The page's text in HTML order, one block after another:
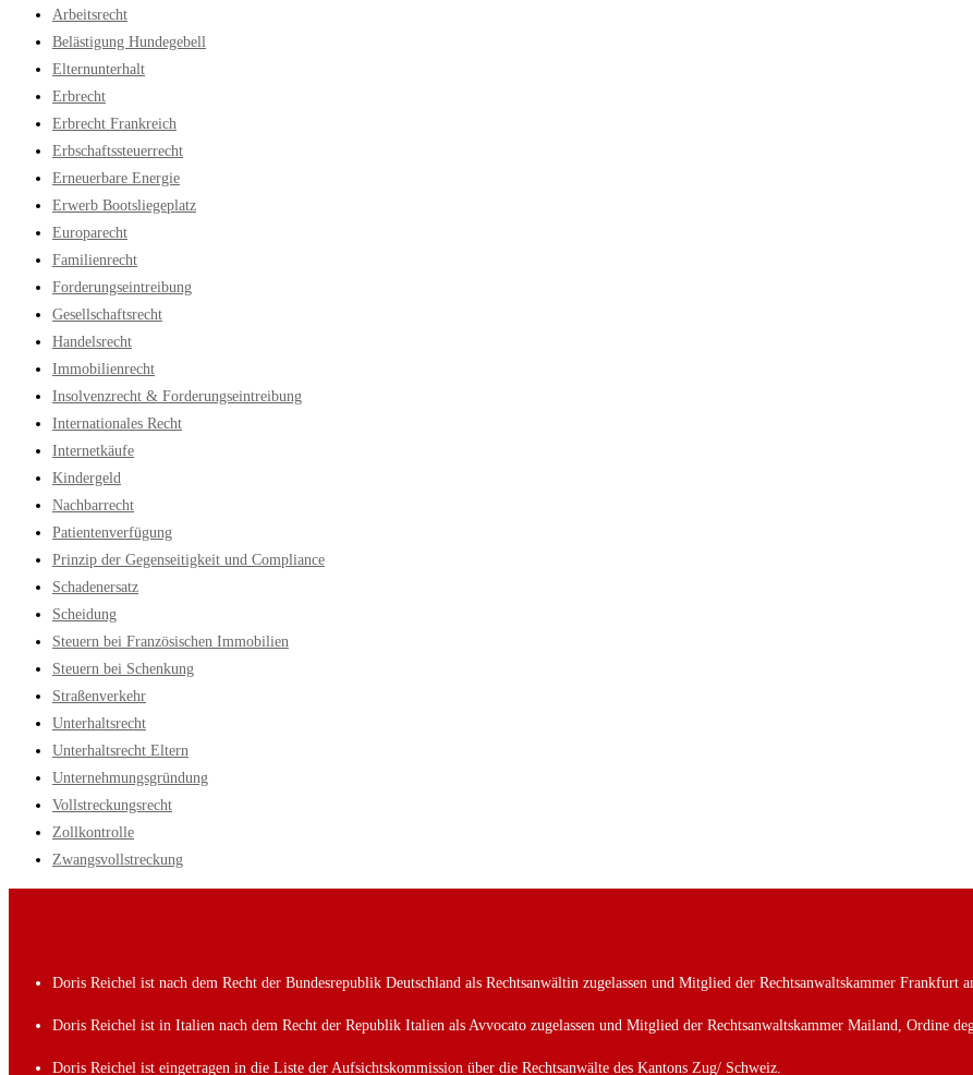
Arbeitsrecht
Belästigung Hundegebell
Elternunterhalt
Erbrecht
Erbrecht Frankreich
Erbschaftssteuerrecht
Erneuerbare Energie
Erwerb Bootsliegeplatz
Europarecht
Familienrecht
Forderungseintreibung
Gesellschaftsrecht
Handelsrecht
Immobilienrecht
Insolvenzrecht & Forderungseintreibung
Internationales Recht
Internetkäufe
Kindergeld
Nachbarrecht
Patientenverfügung
Prinzip der Gegenseitigkeit und Compliance
Schadenersatz
Scheidung
Steuern bei Französischen Immobilien
Steuern bei Schenkung
Straßenverkehr
Unterhaltsrecht
Unterhaltsrecht Eltern
Unternehmungsgründung
Vollstreckungsrecht
Zollkontrolle
Zwangsvollstreckung
Doris Reichel ist nach dem Recht der Bundesrepublik Deutschland als Rechtsanwältin zugelassen und Mitglied der Rechtsanwaltskammer
Doris Reichel ist in Italien nach dem Recht der Republik Italien als Avvocato zugelassen und Mitglied der Rechtsanwaltskammer Mailand, Ordine
Doris Reichel ist eingetragen in die Liste der Aufsichtskommission über die Rechtsanwälte des Kantons Zug/ Schweiz.